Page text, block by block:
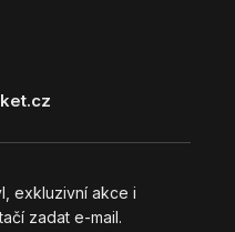
exkluzivní akce i
zadat e-mail.